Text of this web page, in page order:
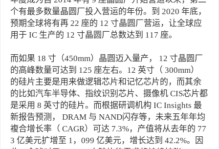
个有最多数量晶圆厂投入营运的年份。到 2020 年底，
预期全球将有再 22 座的 12 寸晶圆厂营运，让全球应
用于 IC 生产的 12 寸晶圆厂总数达到 117 座。
而如果 18 寸（450mm）晶圆迈入量产， 12 寸晶圆厂
的高峰数量可达到 125 座左右。12 英寸（ 300mm）
的硅片主要是用来做逻辑芯片和记忆芯片的，而其余
的比如汽车半导体、指纹识别芯片、摄像机 CIS芯片都
是采用 8 英寸的硅片。而根据研调机构 IC Insights 最
新报告预测， DRAM 与 NAND闪存等，未来五年年均
複合增长率（ CAGR）可达 7.3%，产值将从去年的 77
3 亿美元扩增至 1，099 亿美元，增长达到 42.2%。因